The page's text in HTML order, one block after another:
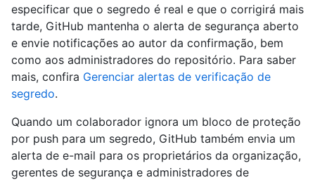
especificar que o segredo é real e que o corrigirá mais
tarde, GitHub mantenha o alerta de segurança aberto
e envie notificações ao autor da confirmação, bem
como aos administradores do repositório. Para saber
mais, confira Gerenciar alertas de verificação de
segredo.
Quando um colaborador ignora um bloco de proteção
por push para um segredo, GitHub também envia um
alerta de e-mail para os proprietários da organização,
gerentes de segurança e administradores de